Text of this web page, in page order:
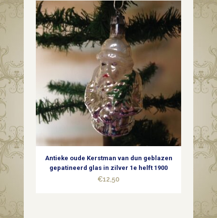
Antieke oude Kerstman van dun geblazen
gepatineerd glas in zilver 1e helft 1900
€12,50